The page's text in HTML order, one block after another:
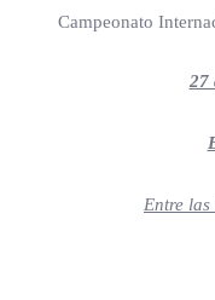
Campeonato
27
Entre